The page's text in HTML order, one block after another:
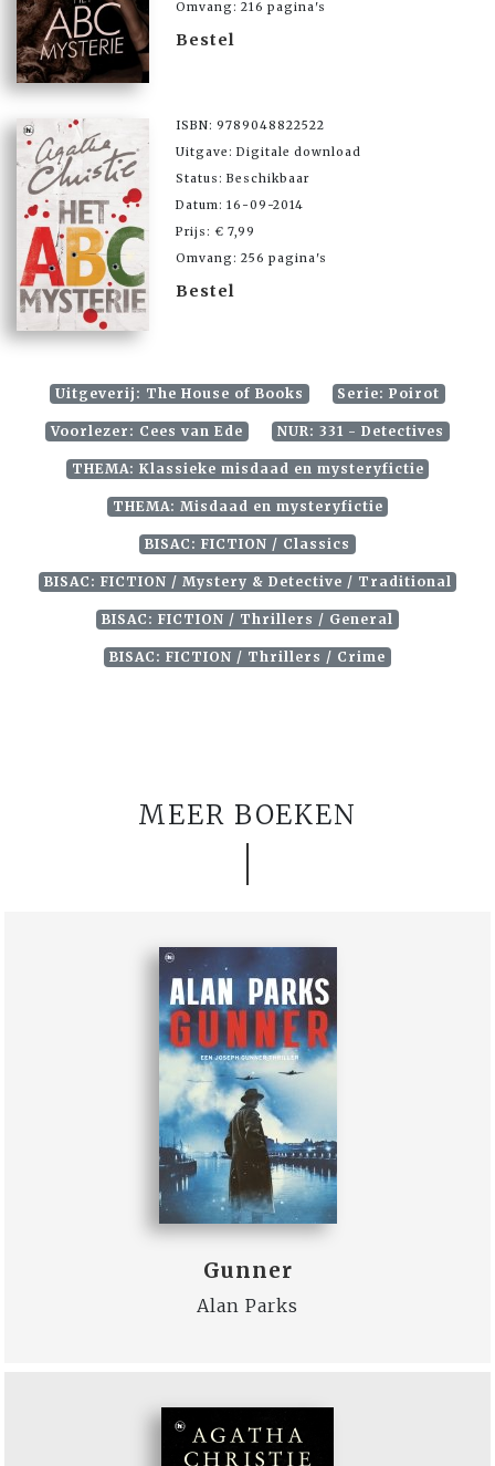
Omvang: 216 pagina's
Bestel
ISBN: 9789048822522
Uitgave: Digitale download
Status: Beschikbaar
Datum: 16-09-2014
Prijs: € 7,99
Omvang: 256 pagina's
Bestel
Uitgeverij: The House of Books Serie: Poirot
Voorlezer: Cees van Ede NUR: 331 - Detectives
THEMA: Klassieke misdaad en mysteryfictie
THEMA: Misdaad en mysteryfictie
BISAC: FICTION / Classics
BISAC: FICTION / Mystery & Detective / Traditional
BISAC: FICTION / Thrillers / General
BISAC: FICTION / Thrillers / Crime
MEER BOEKEN
Gunner
Alan Parks